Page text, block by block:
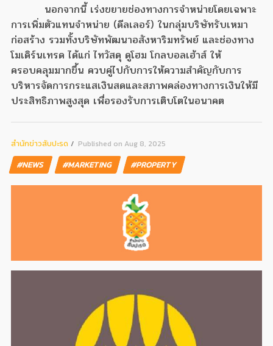
นอกจากนี้ เร่งขยายช่องทางการจำหน่ายโดยเฉพาะ
การเพิ่มตัวแทนจำหน่าย (ดีลเลอร์) ในกลุ่มบริษัทรับเหมา
ก่อสร้าง รวมทั้งบริษัทพัฒนาอสังหาริมทรัพย์ และช่องทาง
โมเดิร์นเทรด ได้แก่ ไทวัสดุ ดูโฮม โกลบอลเฮ้าส์ ให้
ครอบคลุมมากขึ้น ควบคู่ไปกับการให้ความสำคัญกับการ
บริหารจัดการกระแสเงินสดและสภาพคล่องทางการเงินให้มี
ประสิทธิภาพสูงสุด เพื่อรองรับการเติบโตในอนาคต
สํานักข่าวสับปะรด Published on Aug 8, 2025
#NEWS #MARKETING #PROPERTY